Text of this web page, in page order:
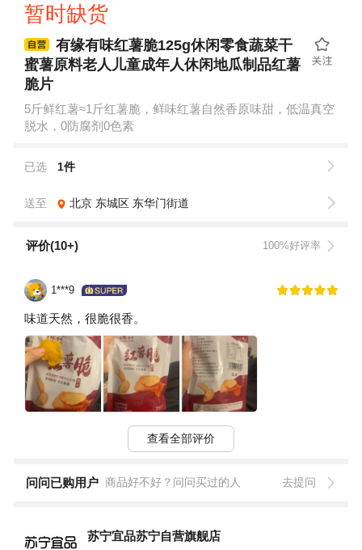
暂时缺货
有缘有味红薯脆125g休闲零食蔬菜干
蜜薯原料老人儿童成年人休闲地瓜制品红薯
脆片
5斤鲜红薯≈1斤红薯脆，鲜味红薯自然香原味甜，低温真空
脱水，0防腐剂0色素
已选 1件
送至 北京 东城区 东华门街道
评价(10+) 100%好评率
1***9
味道天然，很脆很香。
查看全部评价
问问已购用户 商品好不好？问问买过的人 去提问
苏宁宜品苏宁自营旗舰店